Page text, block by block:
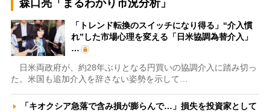
森口亮「まるわかり市況分析」
「トレンド転換のスイッチになり得る」“介入慣
れ”した市場心理を変える「日米協調為替介入」
…
日米両政府が、約28年ぶりとなる円買いの協調介入に踏み切っ
た。米国も追加介入を辞さない姿勢を示して…
「キオクシア急落で含み損が膨らんで…」損失を投資家として